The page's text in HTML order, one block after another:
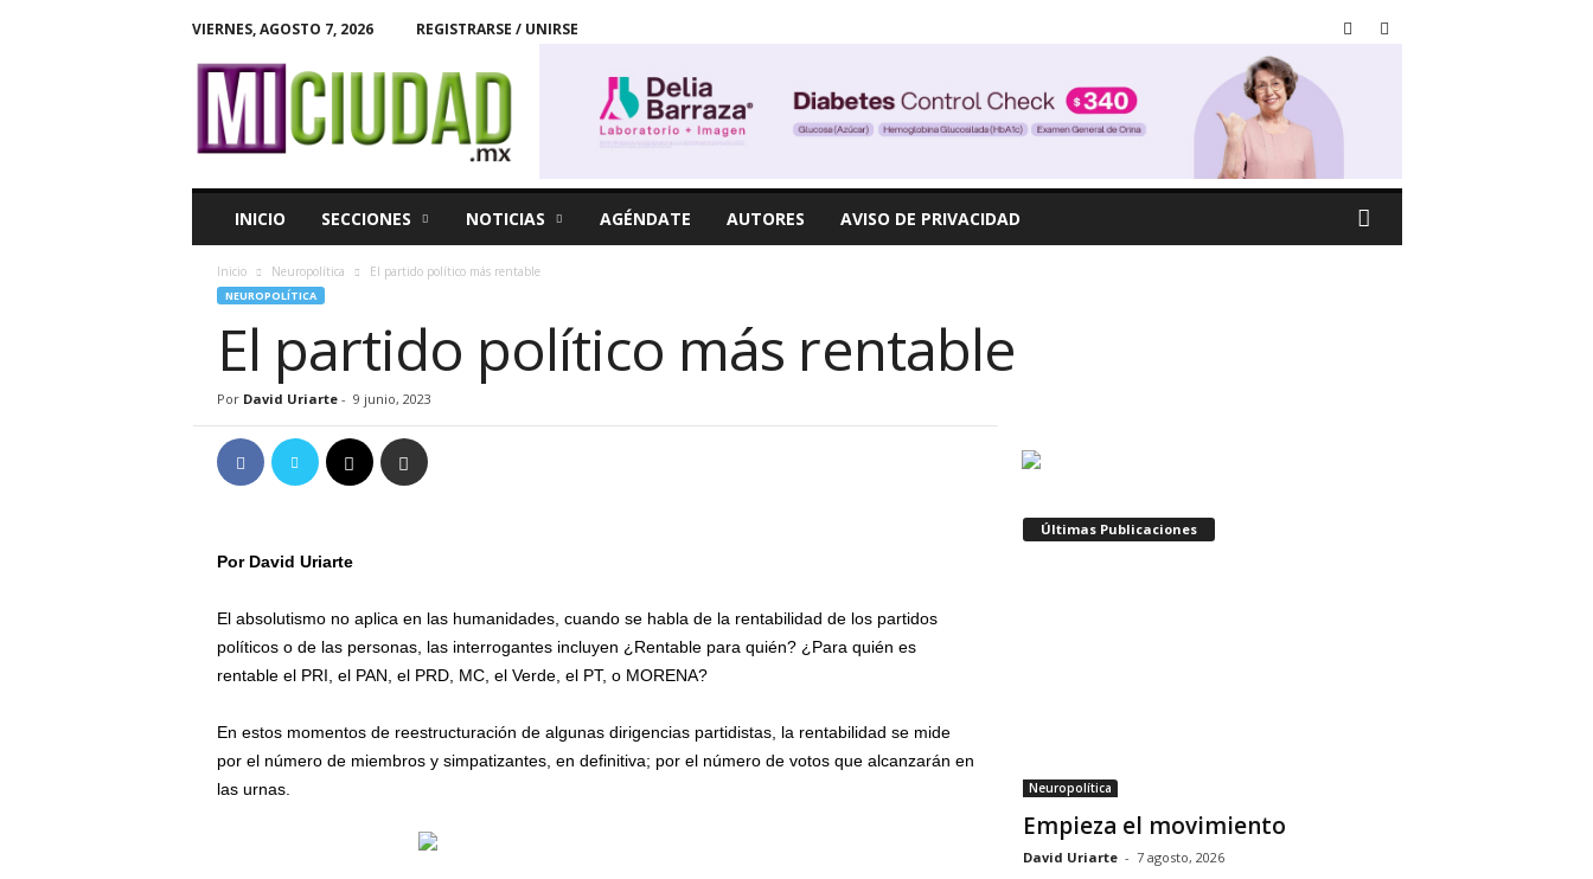
VIERNES, AGOSTO 7, 2026 REGISTRARSE / UNIRSE
u
INICIO SECCIONES NOTICIAS AGÉNDATE AUTORES AVISO DE PRIVACIDAD
Inicio Neuropolítica El partido político más rentable
NEUROPOLÍTICA
El partido político más rentable
Por David Uriarte- 9 junio, 2023
Por David Uriarte/
El absolutismo no aplica en las humanidades, cuando se habla de la rentabilidad de los partidos
políticos o de las personas, las interrogantes incluyen ¿Rentable para quién? ¿Para quién es
rentable el PRI, el PAN, el PRD, MC, el Verde, el PT, o MORENA?
En estos momentos de reestructuración de algunas dirigencias partidistas, la rentabilidad se mide
por el número de miembros y simpatizantes, en definitiva; por el número de votos que alcanzarán en
las urnas.
Últimas Publicaciones
Neuropolítica
Empieza el movimiento
David Uriarte - 7 agosto, 2026